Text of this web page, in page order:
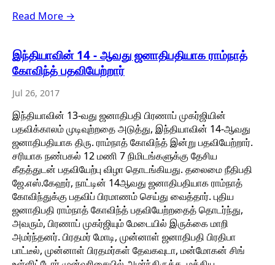
Read More →
இந்தியாவின் 14 - ஆவது ஜனாதிபதியாக ராம்நாத்
கோவிந்த் பதவியேற்றார்
Jul 26, 2017
இந்தியாவின் 13-வது ஜனாதிபதி பிரணாப் முகர்ஜியின்
பதவிக்காலம் முடிவுற்றதை அடுத்து, இந்தியாவின் 14-ஆவது
ஜனாதிபதியாக திரு. ராம்நாத் கோவிந்த் இன்று பதவியேற்றார்.
சரியாக நண்பகல் 12 மணி 7 நிமிடங்களுக்கு தேசிய
கீதத்துடன் பதவியேற்பு விழா தொடங்கியது. தலைமை நீதிபதி
ஜே.எஸ்.கேஹர், நாட்டின் 14ஆவது ஜனாதிபதியாக ராம்நாத்
கோவிந்துக்கு பதவிப் பிரமாணம் செய்து வைத்தார். புதிய
ஜனாதிபதி ராம்நாத் கோவிந்த் பதவியேற்றதைத் தொடர்ந்து,
அவரும், பிரணாப் முகர்ஜியும் மேடையில் இருக்கை மாறி
அமர்ந்தனர். பிரதமர் மோடி, முன்னாள் ஜனாதிபதி பிரதிபா
பாட்டீல், முன்னாள் பிரதமர்கள் தேவகவுடா, மன்மோகன் சிங்